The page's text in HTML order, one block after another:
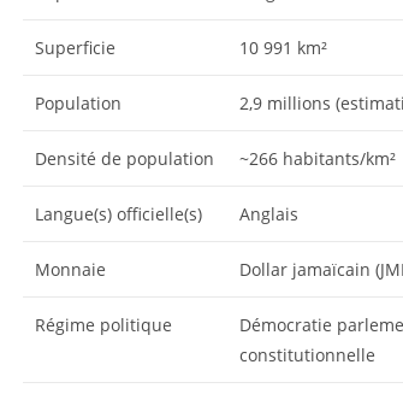
Superficie 10 991 km²
Population 2,9 millions
Densité de population ~266 habitants/km²
Langue(s) officielle(s) Anglais
Monnaie Dollar jamaïcain
Régime politique
Démocratie
constitutionnelle